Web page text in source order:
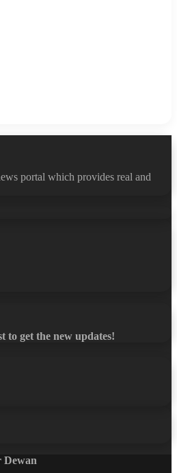
portal which provides real and
to get the new updates!
Dewan